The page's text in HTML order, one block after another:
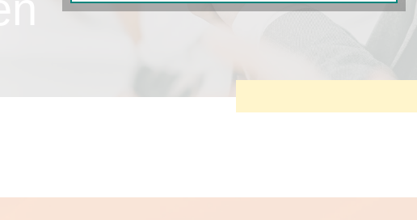
bedarfsgerechte Gestaltung und fortlaufende Verbesserung
unseres Angebotes einschließlich der Verknüpfung zu Social-